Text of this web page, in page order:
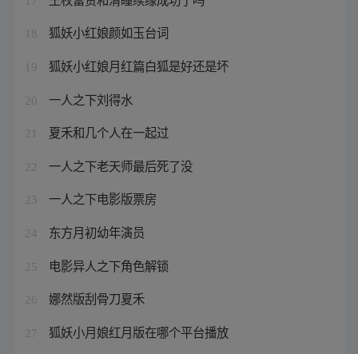
18 狐妖小红娘颜如玉台词
19 狐妖小红娘月红篇白狐是好还是坏
20 一人之下刘得水
21 夏禾和几个人在一起过
22 一人之下老天师最后死了没
23 一人之下电影版票房
24 东方月初幼年演员
25 电影异人之下角色解锁
26 娜然版刮骨刀夏禾
27 狐妖小月娘红月版在哪个平台播放